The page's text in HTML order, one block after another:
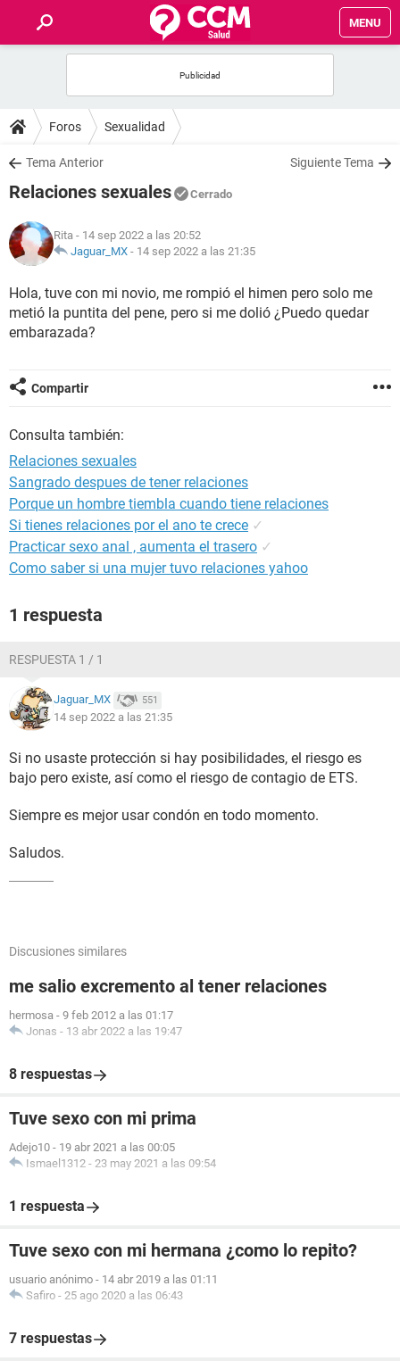
MENU
FOROS
SALUD
NUTRICIÓN
BIENESTAR
SEXUALIDAD
GLOSARIO
Foros Sexualidad
Tema Anterior Siguiente Tema
Relaciones sexuales Cerrado
Rita - 14 sep 2022 a las 20:52
Jaguar_MX - 14 sep 2022 a las 21:35
Hola, tuve con mi novio, me rompió el himen pero solo me
metió la puntita del pene, pero si me dolió ¿Puedo quedar
embarazada?
Compartir
Consulta también:
Relaciones sexuales
Sangrado despues de tener relaciones
Porque un hombre tiembla cuando tiene relaciones
Si tienes relaciones por el ano te crece ✓
Practicar sexo anal , aumenta el trasero ✓
Como saber si una mujer tuvo relaciones yahoo
1 respuesta
RESPUESTA 1 / 1
Jaguar_MX 551
14 sep 2022 a las 21:35
Si no usaste protección si hay posibilidades, el riesgo es
bajo pero existe, así como el riesgo de contagio de ETS.
Siempre es mejor usar condón en todo momento.
Saludos.
Discusiones similares
me salio excremento al tener relaciones
hermosa - 9 feb 2012 a las 01:17
Jonas - 13 abr 2022 a las 19:47
8 respuestas
Tuve sexo con mi prima
Adejo10 - 19 abr 2021 a las 00:05
Ismael1312 - 23 may 2021 a las 09:54
1 respuesta
Tuve sexo con mi hermana ¿como lo repito?
usuario anónimo - 14 abr 2019 a las 01:11
Safiro - 25 ago 2020 a las 06:43
7 respuestas